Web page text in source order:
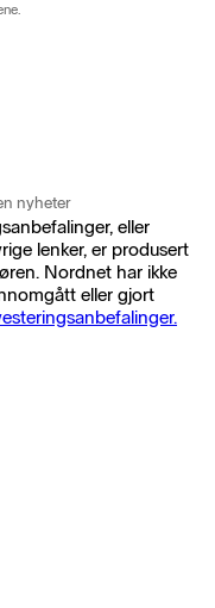
nyheter
eller
lenker, er produsert
Nordnet har ikke
eller gjort